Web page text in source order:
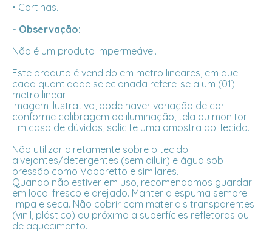
• Cortinas.
- Observação:
Não é um produto impermeável.
Este produto é vendido em metro lineares, em que
cada quantidade selecionada refere-se a um (01)
metro linear.
Imagem ilustrativa, pode haver variação de cor
conforme calibragem de iluminação, tela ou monitor.
Em caso de dúvidas, solicite uma amostra do Tecido.
Não utilizar diretamente sobre o tecido
alvejantes/detergentes (sem diluir) e água sob
pressão como Vaporetto e similares.
Quando não estiver em uso, recomendamos guardar
em local fresco e arejado. Manter a espuma sempre
limpa e seca. Não cobrir com materiais transparentes
(vinil, plástico) ou próximo a superfícies refletoras ou
de aquecimento.